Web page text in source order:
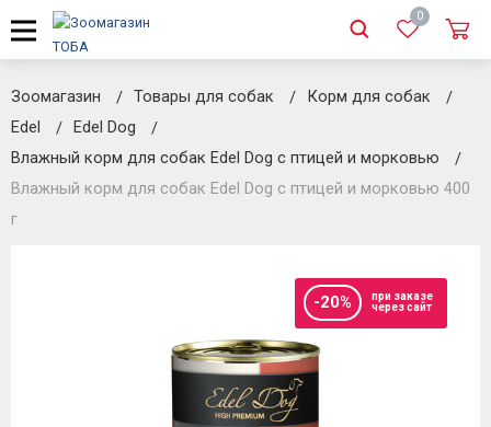
0
Зоомагазин Товары для собак
Корм для собак
Edel
Edel Dog
Влажный корм для собак Edel Dog с птицей и морковью
Влажный корм для собак Edel Dog с птицей и морковью 400
г
-20%
при заказе
через сайт